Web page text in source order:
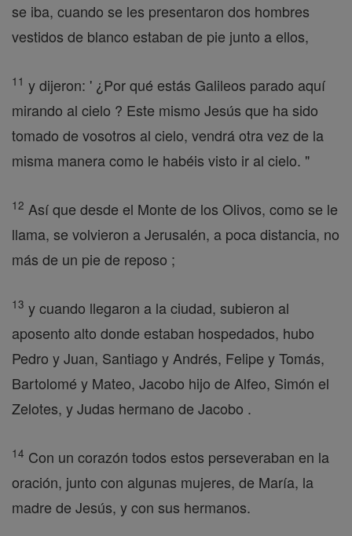
se iba, cuando se les presentaron dos hombres
vestidos de blanco estaban de pie junto a ellos,
11 y dijeron: ' ¿Por qué estás Galileos parado aquí
mirando al cielo ? Este mismo Jesús que ha sido
tomado de vosotros al cielo, vendrá otra vez de la
misma manera como le habéis visto ir al cielo. "
12 Así que desde el Monte de los Olivos, como se le
llama, se volvieron a Jerusalén, a poca distancia, no
más de un pie de reposo ;
13 y cuando llegaron a la ciudad, subieron al
aposento alto donde estaban hospedados, hubo
Pedro y Juan, Santiago y Andrés, Felipe y Tomás,
Bartolomé y Mateo, Jacobo hijo de Alfeo, Simón el
Zelotes, y Judas hermano de Jacobo .
14 Con un corazón todos estos perseveraban en la
oración, junto con algunas mujeres, de María, la
madre de Jesús, y con sus hermanos.